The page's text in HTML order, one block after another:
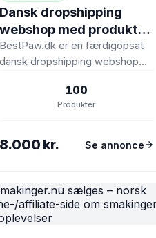
Dansk dropshipping
webshop med produkter
til hunde og katte
BestPaw.dk er en færdigopsat
dansk dropshipping webshop
og stort potentialeBestPaw.dk
100
Produkter
8.000 kr. Se annonce